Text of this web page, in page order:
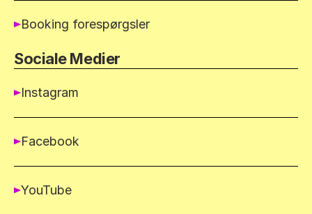
Booking forespørgsler
Sociale Medier
Instagram
Facebook
YouTube